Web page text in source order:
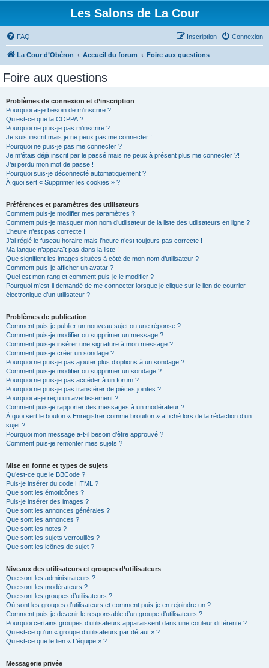
Les Salons de La Cour
FAQ Connexion
Inscription
La Cour d’Obéron Accueil du forum Foire aux questions
Foire aux questions
Problèmes de connexion et d’inscription
Pourquoi ai-je besoin de m’inscrire ?
Qu’est-ce que la COPPA ?
Pourquoi ne puis-je pas m’inscrire ?
Je suis inscrit mais je ne peux pas me connecter !
Pourquoi ne puis-je pas me connecter ?
Je m’étais déjà inscrit par le passé mais ne peux à présent plus me connecter ?!
J’ai perdu mon mot de passe !
Pourquoi suis-je déconnecté automatiquement ?
À quoi sert « Supprimer les cookies » ?
Préférences et paramètres des utilisateurs
Comment puis-je modifier mes paramètres ?
Comment puis-je masquer mon nom d’utilisateur de la liste des utilisateurs en ligne ?
L’heure n’est pas correcte !
J’ai réglé le fuseau horaire mais l’heure n’est toujours pas correcte !
Ma langue n’apparaît pas dans la liste !
Que signifient les images situées à côté de mon nom d’utilisateur ?
Comment puis-je afficher un avatar ?
Quel est mon rang et comment puis-je le modifier ?
Pourquoi m’est-il demandé de me connecter lorsque je clique sur le lien de courrier
électronique d’un utilisateur ?
Problèmes de publication
Comment puis-je publier un nouveau sujet ou une réponse ?
Comment puis-je modifier ou supprimer un message ?
Comment puis-je insérer une signature à mon message ?
Comment puis-je créer un sondage ?
Pourquoi ne puis-je pas ajouter plus d’options à un sondage ?
Comment puis-je modifier ou supprimer un sondage ?
Pourquoi ne puis-je pas accéder à un forum ?
Pourquoi ne puis-je pas transférer de pièces jointes ?
Pourquoi ai-je reçu un avertissement ?
Comment puis-je rapporter des messages à un modérateur ?
À quoi sert le bouton « Enregistrer comme brouillon » affiché lors de la rédaction d’un
sujet ?
Pourquoi mon message a-t-il besoin d’être approuvé ?
Comment puis-je remonter mes sujets ?
Mise en forme et types de sujets
Qu’est-ce que le BBCode ?
Puis-je insérer du code HTML ?
Que sont les émoticônes ?
Puis-je insérer des images ?
Que sont les annonces générales ?
Que sont les annonces ?
Que sont les notes ?
Que sont les sujets verrouillés ?
Que sont les icônes de sujet ?
Niveaux des utilisateurs et groupes d’utilisateurs
Que sont les administrateurs ?
Que sont les modérateurs ?
Que sont les groupes d’utilisateurs ?
Où sont les groupes d’utilisateurs et comment puis-je en rejoindre un ?
Comment puis-je devenir le responsable d’un groupe d’utilisateurs ?
Pourquoi certains groupes d’utilisateurs apparaissent dans une couleur différente ?
Qu’est-ce qu’un « groupe d’utilisateurs par défaut » ?
Qu’est-ce que le lien « L’équipe » ?
Messagerie privée